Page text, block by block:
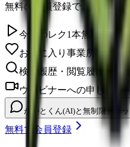
無料の会員登録で、さらに便
今日のレク1本無料視聴
お気に入り事業所を保存
検索履歴・閲覧履歴の確認
ウェビナーへの申し込み
かいとくん(AI)と無制限チャッ
無料で会員登録